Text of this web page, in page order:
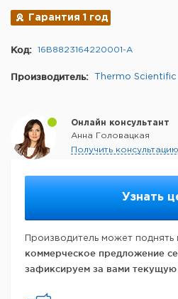
Узнать
Производитель может
коммерческое предложение
зафиксируем за вами текущую
Гарантия 1 год
Код: 16B8823164220001-A
Производитель: Thermo Scientific
Онлайн консультант
Анна Головацкая
Получить